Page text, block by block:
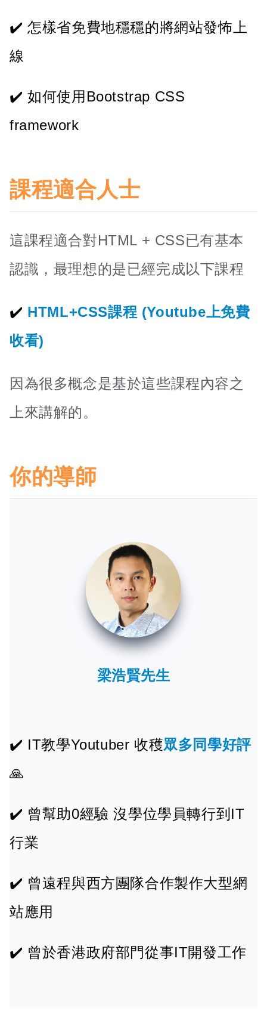
怎樣省免費地穩穩的將網站發怖上
線
如何使用Bootstrap CSS
framework
課程適合人士
這課程適合對HTML + CSS已有基本
認識，最理想的是已經完成以下課程
HTML+CSS課程 (Youtube上免費
收看)
因為很多概念是基於這些課程內容之
上來講解的。
你的導師
梁浩賢先生
IT教學Youtuber 收穫眾多同學好評
🙏
曾幫助0經驗 沒學位學員轉行到IT
行業
曾遠程與西方團隊合作製作大型網
站應用
曾於香港政府部門從事IT開發工作